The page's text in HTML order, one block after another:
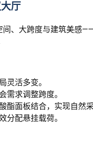
厅
间、大跨度与建筑美感
灵活多变。
需求调整跨度。
酯面板结合，实现自然采
分配悬挂载荷。